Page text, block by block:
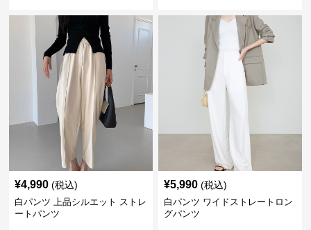
¥4,990 (税込)
白パンツ 上品シルエット ストレ
ートパンツ
¥5,990 (税込)
白パンツ ワイドストレートロン
グパンツ